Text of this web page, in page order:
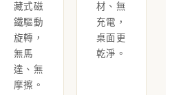
藏式磁
鐵驅動
旋轉，
無馬
達、無
摩擦。
材、無
充電，
桌面更
乾淨。